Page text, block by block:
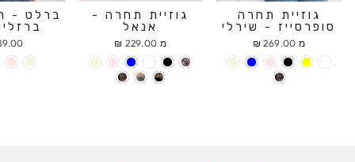
גוזיית תחרה
סופרסייז - שירלי
מ 269.00 ₪
גוזיית תחרה -
אנאל
מ 229.00 ₪
ברלט -
₪